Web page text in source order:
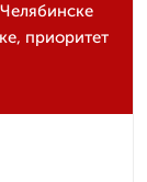
приоритет